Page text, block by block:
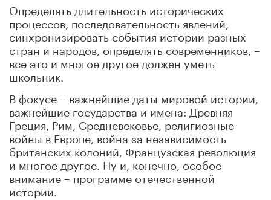
Определять длительность исторических
процессов, последовательность явлений,
синхронизировать события истории разных
стран и народов, определять современников, –
все это и многое другое должен уметь
школьник.
В фокусе – важнейшие даты мировой истории,
важнейшие государства и имена: Древняя
Греция, Рим, Средневековье, религиозные
войны в Европе, война за независимость
британских колоний, Французская революция
и многое другое. Ну и, конечно, особое
внимание – программе отечественной
истории.